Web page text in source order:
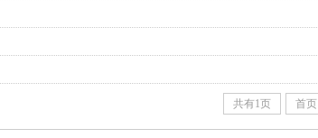
共有1页 首页